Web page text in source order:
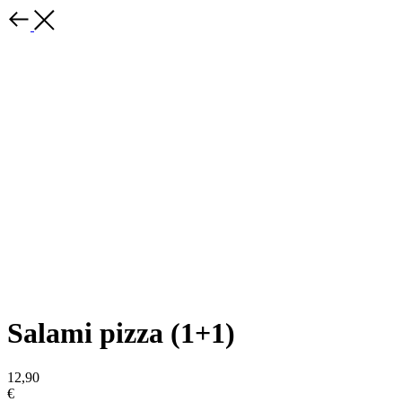
Salami pizza (1+1)
12,90
€